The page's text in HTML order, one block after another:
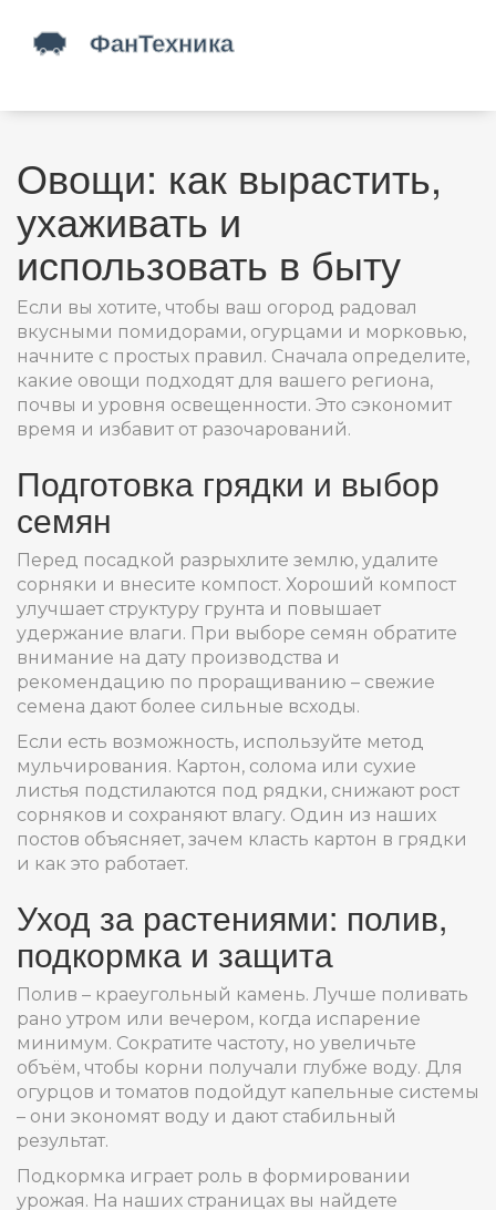
Овощи: как вырастить,
ухаживать и
использовать в быту
Если вы хотите, чтобы ваш огород радовал
вкусными помидорами, огурцами и морковью,
начните с простых правил. Сначала определите,
какие овощи подходят для вашего региона,
почвы и уровня освещенности. Это сэкономит
время и избавит от разочарований.
Подготовка грядки и выбор
семян
Перед посадкой разрыхлите землю, удалите
сорняки и внесите компост. Хороший компост
улучшает структуру грунта и повышает
удержание влаги. При выборе семян обратите
внимание на дату производства и
рекомендацию по проращиванию – свежие
семена дают более сильные всходы.
Если есть возможность, используйте метод
мульчирования. Картон, солома или сухие
листья подстилаются под рядки, снижают рост
сорняков и сохраняют влагу. Один из наших
постов объясняет, зачем класть картон в грядки
и как это работает.
Уход за растениями: полив,
подкормка и защита
Полив – краеугольный камень. Лучше поливать
рано утром или вечером, когда испарение
минимум. Сократите частоту, но увеличьте
объём, чтобы корни получали глубже воду. Для
огурцов и томатов подойдут капельные системы
– они экономят воду и дают стабильный
результат.
Подкормка играет роль в формировании
урожая. На наших страницах вы найдете